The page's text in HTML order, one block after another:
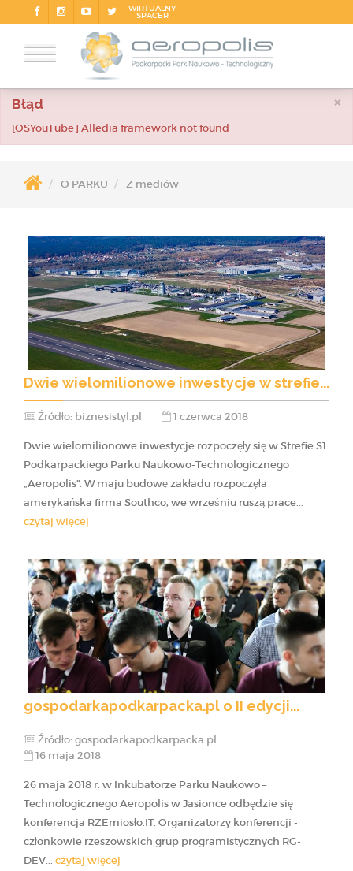
WIRTUALNY
SPACER
×
Błąd
[OSYouTube] Alledia framework not found
O PARKU Z mediów
Dwie wielomilionowe inwestycje w strefie...
Źródło: biznesistyl.pl 1 czerwca 2018
Dwie wielomilionowe inwestycje rozpoczęły się w Strefie S1
Podkarpackiego Parku Naukowo-Technologicznego
„Aeropolis”. W maju budowę zakładu rozpoczęła
amerykańska firma Southco, we wrześniu ruszą prace...
czytaj więcej
gospodarkapodkarpacka.pl o II edycji...
Źródło: gospodarkapodkarpacka.pl
16 maja 2018
26 maja 2018 r. w Inkubatorze Parku Naukowo –
Technologicznego Aeropolis w Jasionce odbędzie się
konferencja RZEmiosło.IT. Organizatorzy konferencji -
członkowie rzeszowskich grup programistycznych RG-
DEV... czytaj więcej